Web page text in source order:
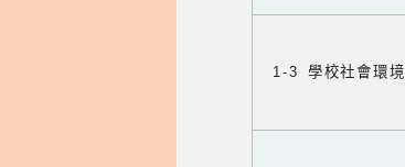
1-3 學校社會環境